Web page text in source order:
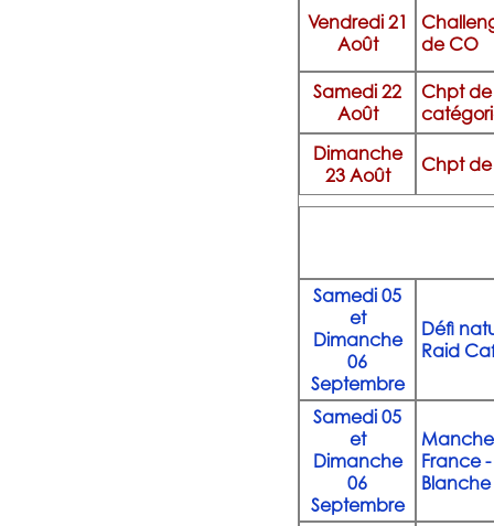
Vendredi 21
Août
de CO
Samedi 22
Août
Chpt de
Dimanche
23 Août
Chpt de
Samedi 05
et
Dimanche
06
Septembre
Défi
Raid
Samedi 05
et
Dimanche
06
Septembre
France
Blanche